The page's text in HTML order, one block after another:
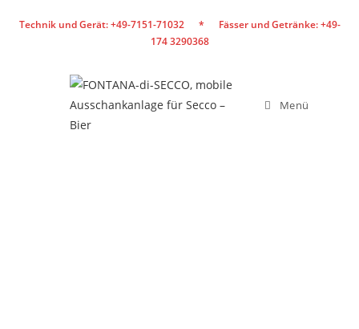
InhaltTechnik und Gerät: +49-7151-71032 * Fässer und Getränke: +49-
174 3290368
Menü